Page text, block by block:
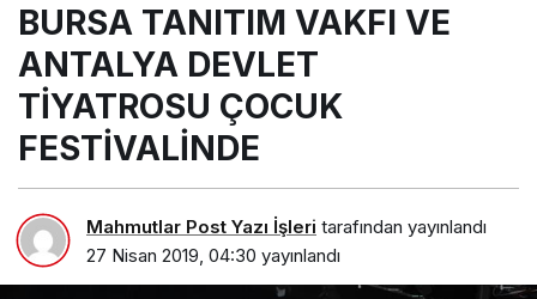
TİYATROSU ÇOCUK
FESTİVALİNDE
BURSA TANITIM VAKFI VE
ANTALYA DEVLET
TİYATROSU ÇOCUK
FESTİVALİNDE
Mahmutlar Post Yazı İşleri tarafından yayınlandı
27 Nisan 2019, 04:30 yayınlandı